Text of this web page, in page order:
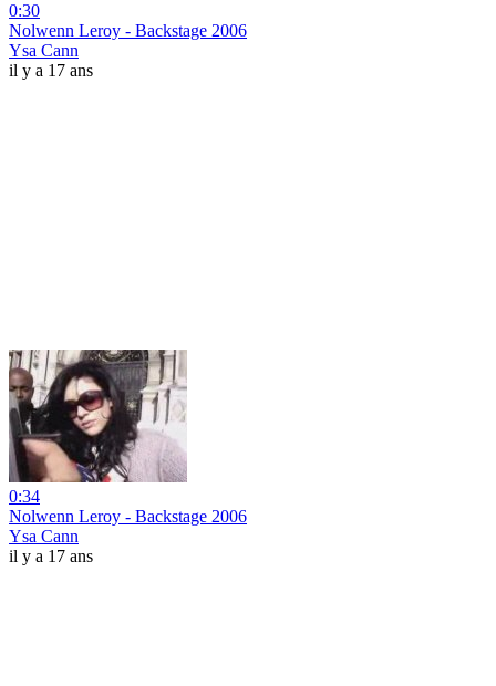
0:30
Nolwenn Leroy - Backstage 2006
Ysa Cann
il y a 17 ans
0:34
Nolwenn Leroy - Backstage 2006
Ysa Cann
il y a 17 ans